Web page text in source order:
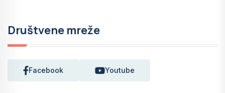
Društvene mreže
Facebook Youtube